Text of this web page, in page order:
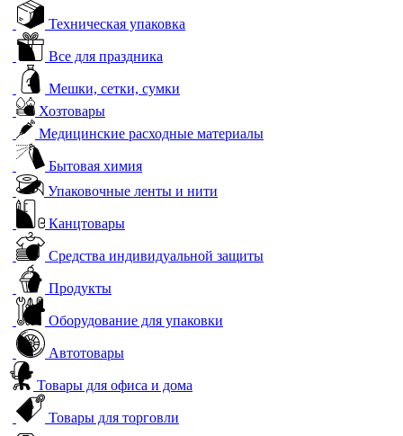
Техническая упаковка
Все для праздника
Мешки, сетки, сумки
Хозтовары
Медицинские расходные материалы
Бытовая химия
Упаковочные ленты и нити
Канцтовары
Средства индивидуальной защиты
Продукты
Оборудование для упаковки
Автотовары
Товары для офиса и дома
Товары для торговли